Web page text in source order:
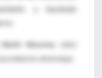
y haciendo